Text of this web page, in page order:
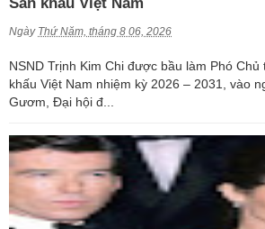
Ngày Thứ Năm, tháng 8 06, 2026
NSND Trịnh Kim Chi được bầu làm Phó Chủ
khấu Việt Nam nhiệm kỳ 2026 – 2031, vào
Gươm, Đại hội đ...